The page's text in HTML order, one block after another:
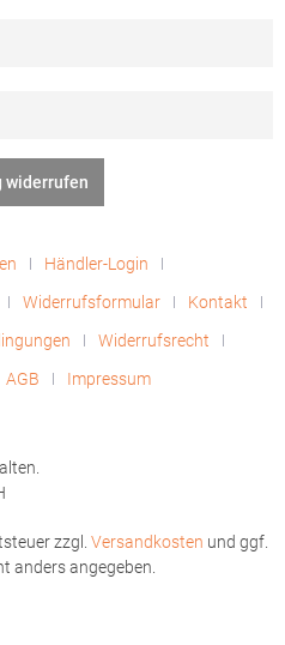
widerrufen
Händler-Login
Widerrufsformular
Kontakt
Widerrufsrecht
AGB Impressum
zzgl. Versandkosten und ggf.
anders angegeben.